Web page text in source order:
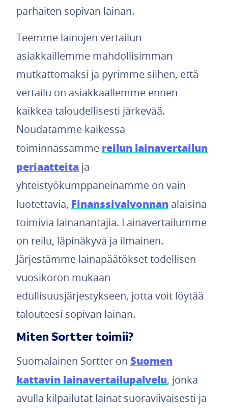
parhaiten sopivan lainan.
Teemme lainojen vertailun
asiakkaillemme mahdollisimman
mutkattomaksi ja pyrimme siihen, että
vertailu on asiakkaallemme ennen
kaikkea taloudellisesti järkevää.
Noudatamme kaikessa
toiminnassamme reilun lainavertailun
periaatteita ja
yhteistyökumppaneinamme on vain
luotettavia, Finanssivalvonnan alaisina
toimivia lainanantajia. Lainavertailumme
on reilu, läpinäkyvä ja ilmainen.
Järjestämme lainapäätökset todellisen
vuosikoron mukaan
edullisuusjärjestykseen, jotta voit löytää
talouteesi sopivan lainan.
Miten Sortter toimii?
Suomalainen Sortter on Suomen
kattavin lainavertailupalvelu, jonka
avulla kilpailutat lainat suoraviivaisesti ja